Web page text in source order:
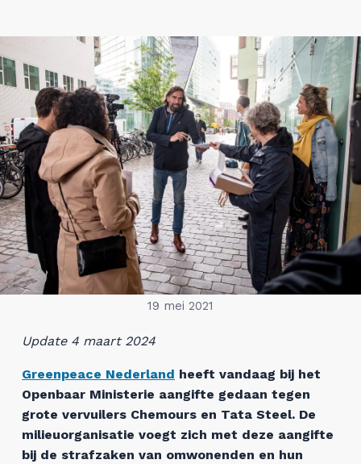
19 mei 2021
Update 4 maart 2024
Greenpeace Nederland heeft vandaag bij het
Openbaar Ministerie aangifte gedaan tegen
grote vervuilers Chemours en Tata Steel. De
milieuorganisatie voegt zich met deze aangifte
bij de strafzaken van omwonenden en hun